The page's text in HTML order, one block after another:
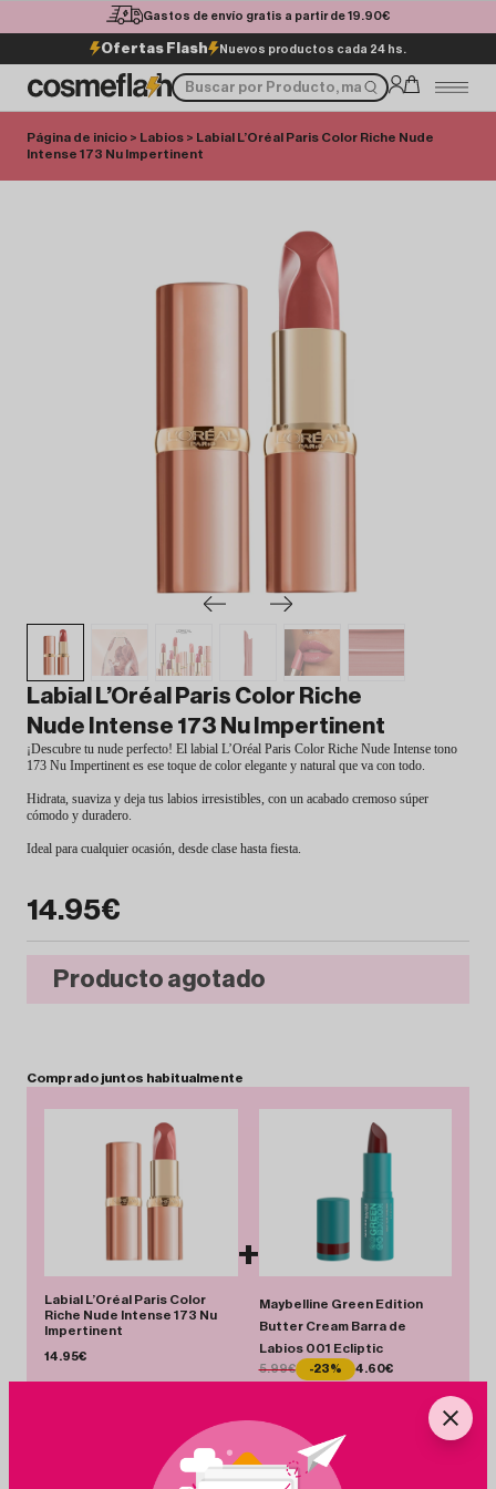
Gastos de envío gratis a partir de 19.90€
Ofertas Flash Nuevos productos cada 24 hs.
Página de inicio > Labios > Labial L’Oréal Paris Color Riche Nude
Intense 173 Nu Impertinent
Labial L’Oréal Paris Color Riche
Nude Intense 173 Nu Impertinent
¡Descubre tu nude perfecto! El labial L’Oréal Paris Color Riche Nude Intense tono
173 Nu Impertinent es ese toque de color elegante y natural que va con todo.
Hidrata, suaviza y deja tus labios irresistibles, con un acabado cremoso súper
cómodo y duradero.
Ideal para cualquier ocasión, desde clase hasta fiesta.
14.95€
Producto agotado
Comprado juntos habitualmente
Labial L’Oréal Paris Color
Riche Nude Intense 173 Nu
Impertinent
14.95€
+
Maybelline Green Edition
Butter Cream Barra de
Labios 001 Ecliptic
5.99€ -23% 4.60€
Total 19.55 € Añadir Pack